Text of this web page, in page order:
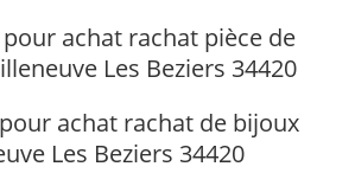
achat rachat pièce de
Les Beziers 34420
achat rachat de bijoux
Les Beziers 34420